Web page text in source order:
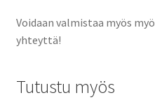
Voidaan valmistaa myös
yhteyttä!
Tutustu myös